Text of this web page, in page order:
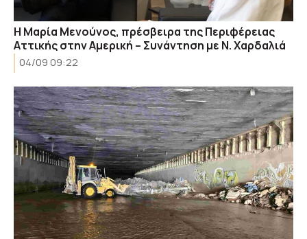
Η Μαρία Μενούνος, πρέσβειρα της Περιφέρειας
Αττικής στην Αμερική – Συνάντηση με Ν. Χαρδαλιά
04/09 09:22